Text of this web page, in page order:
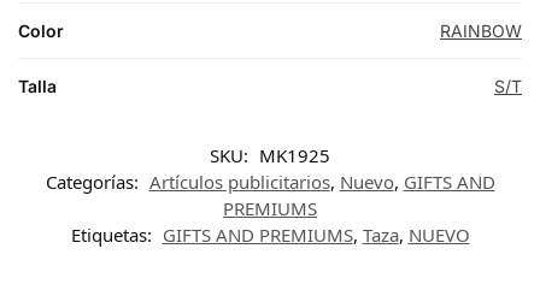
Color RAINBOW
Talla S/T
SKU: MK1925
Categorías: Artículos publicitarios, Nuevo, GIFTS AND
PREMIUMS
Etiquetas: GIFTS AND PREMIUMS, Taza, NUEVO